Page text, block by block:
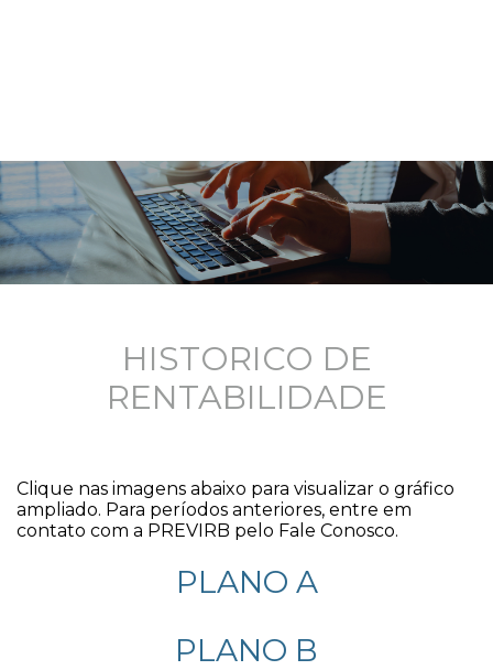
HISTORICO DE
RENTABILIDADE
Clique nas imagens abaixo para visualizar o gráfico
ampliado. Para períodos anteriores, entre em
contato com a PREVIRB pelo Fale Conosco.
PLANO A
PLANO B